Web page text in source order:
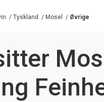
/ Tyskland / Mosel / Øvrige